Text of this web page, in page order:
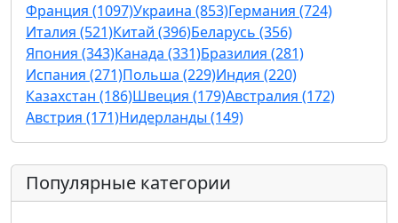
Франция (1097)Украина (853)Германия (724)
Италия (521)Китай (396)Беларусь (356)
Япония (343)Канада (331)Бразилия (281)
Испания (271)Польша (229)Индия (220)
Казахстан (186)Швеция (179)Австралия (172)
Австрия (171)Нидерланды (149)
Популярные категории